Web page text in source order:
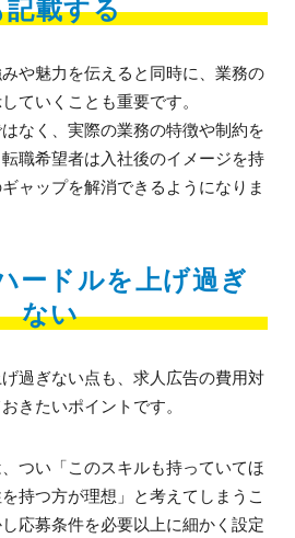
記載する
や魅力を伝えると同時に、業務の
ていくことも重要です。
なく、実際の業務の特徴や制約を
職希望者は入社後のイメージを持
ャップを解消できるようになりま
ードルを上げ過ぎ
ない
過ぎない点も、求人広告の費用対
きたいポイントです。
つい「このスキルも持っていてほ
持つ方が理想」と考えてしまうこ
応募条件を必要以上に細かく設定